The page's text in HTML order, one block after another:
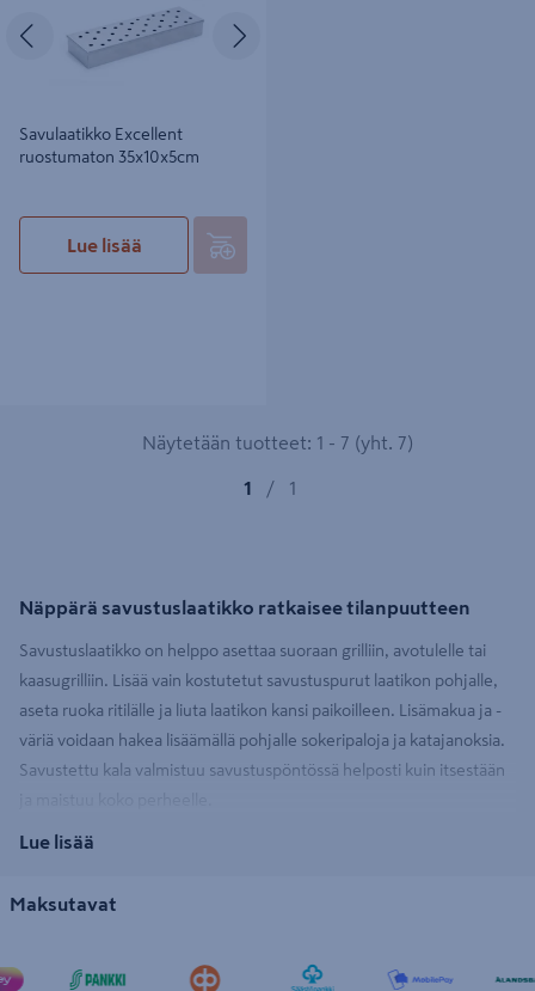
Edellinen
Savulaatikko Excellent
ruostumaton 35x10x5cm
Lue lisää
Näytetään tuotteet: 1 - 7 (yht. 7)
1 / 1
Näppärä savustuslaatikko ratkaisee tilanpuutteen
Savustuslaatikko on helppo asettaa suoraan grilliin, avotulelle tai
kaasugrilliin. Lisää vain kostutetut savustuspurut laatikon pohjalle,
aseta ruoka ritilälle ja liuta laatikon kansi paikoilleen. Lisämakua ja -
väriä voidaan hakea lisäämällä pohjalle sokeripaloja ja katajanoksia.
Savustettu kala valmistuu savustuspöntössä helposti kuin itsestään
Savustuspurut voidaan lisätä myös vasta savustuksen
Lue lisää
Maksutavat